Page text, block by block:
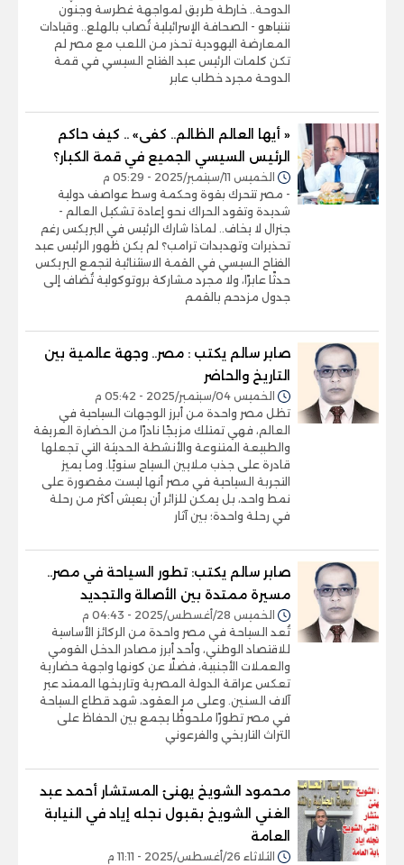
الدوحة.. خارطة طريق لمواجهة غطرسة وجنون
نتنياهو - الصحافة الإسرائيلية تُصاب بالهلع.. وقيادات
المعارضة اليهودية تحذر من اللعب مع مصر لم
تكن كلمات الرئيس عبد الفتاح السيسي في قمة
الدوحة مجرد خطاب عابر
« أيها العالم الظالم.. كفى» .. كيف حاكم
الرئيس السيسي الجميع في قمة الكبار؟
الخميس 11/سبتمبر/2025 - 05:29 م
- مصر تتحرك بقوة وحكمة وسط عواصف دولية
شديدة وتقود الحراك نحو إعادة تشكيل العالم -
جنرال لا يخاف.. لماذا شارك الرئيس في البريكس رغم
تحذيرات وتهديدات ترامب؟ لم يكن ظهور الرئيس عبد
الفتاح السيسي في القمة الاستثنائية لتجمع البريكس
حدثًا عابرًا، ولا مجرد مشاركة بروتوكولية تُضاف إلى
جدول مزدحم بالقمم
صابر سالم يكتب : مصر.. وجهة عالمية بين
التاريخ والحاضر
الخميس 04/سبتمبر/2025 - 05:42 م
تظل مصر واحدة من أبرز الوجهات السياحية في
العالم، فهي تمتلك مزيجًا نادرًا من الحضارة العريقة
والطبيعة المتنوعة والأنشطة الحديثة التي تجعلها
قادرة على جذب ملايين السياح سنويًا. وما يميز
التجربة السياحية في مصر أنها ليست مقصورة على
نمط واحد، بل يمكن للزائر أن يعيش أكثر من رحلة
في رحلة واحدة؛ بين آثار
صابر سالم يكتب: تطور السياحة في مصر..
مسيرة ممتدة بين الأصالة والتجديد
الخميس 28/أغسطس/2025 - 04:43 م
تُعد السياحة في مصر واحدة من الركائز الأساسية
للاقتصاد الوطني، وأحد أبرز مصادر الدخل القومي
والعملات الأجنبية، فضلًا عن كونها واجهة حضارية
تعكس عراقة الدولة المصرية وتاريخها الممتد عبر
آلاف السنين. وعلى مر العقود، شهد قطاع السياحة
في مصر تطورًا ملحوظًا يجمع بين الحفاظ على
التراث التاريخي والفرعوني
محمود الشويخ يهنئ المستشار أحمد عبد
الغني الشويخ بقبول نجله إياد في النيابة
العامة
الثلاثاء 26/أغسطس/2025 - 11:11 م